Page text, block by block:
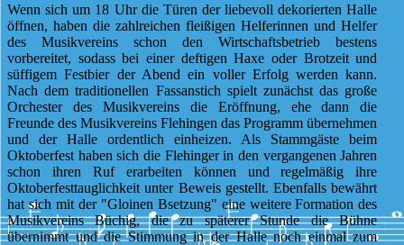
Wenn sich um 18 Uhr die Türen der liebevoll dekorierten Halle
öffnen, haben die zahlreichen fleißigen Helferinnen und Helfer
des Musikvereins schon den Wirtschaftsbetrieb bestens
vorbereitet, sodass bei einer deftigen Haxe oder Brotzeit und
süffigem Festbier der Abend ein voller Erfolg werden kann.
Nach dem traditionellen Fassanstich spielt zunächst das große
Orchester des Musikvereins die Eröffnung, ehe dann die
Freunde des Musikvereins Flehingen das Programm übernehmen
und der Halle ordentlich einheizen. Als Stammgäste beim
Oktoberfest haben sich die Flehinger in den vergangenen Jahren
schon ihren Ruf erarbeiten können und regelmäßig ihre
Oktoberfesttauglichkeit unter Beweis gestellt. Ebenfalls bewährt
hat sich mit der "Gloinen Bsetzung" eine weitere Formation des
Musikvereins Büchig, die zu späterer Stunde die Bühne
übernimmt und die Stimmung in der Halle noch einmal zum